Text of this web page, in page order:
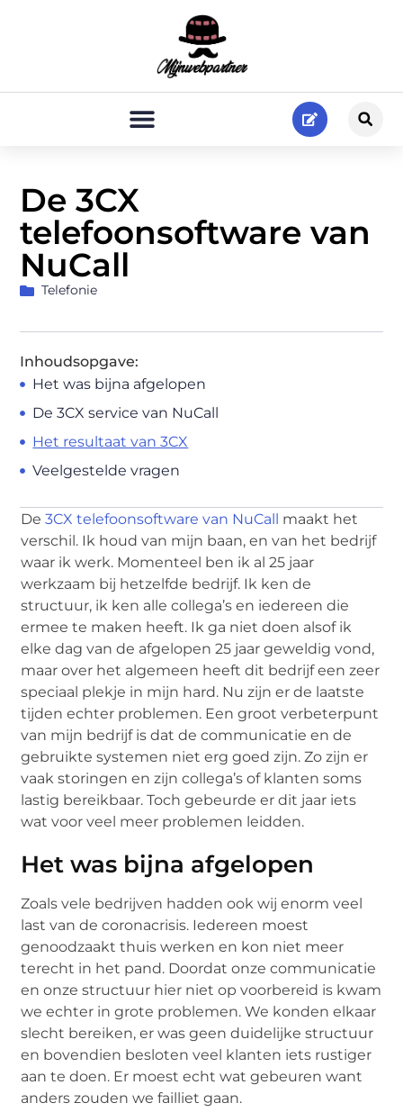
De 3CX
telefoonsoftware van
NuCall
Telefonie
Inhoudsopgave:
Het was bijna afgelopen
De 3CX service van NuCall
Het resultaat van 3CX
Veelgestelde vragen
De3CX telefoonsoftware van NuCall maakt het
verschil. Ik houd van mijn baan, en van het bedrijf
waar ik werk. Momenteel ben ik al 25 jaar
werkzaam bij hetzelfde bedrijf. Ik ken de
structuur, ik ken alle collega’s en iedereen die
ermee te maken heeft. Ik ga niet doen alsof ik
elke dag van de afgelopen 25 jaar geweldig vond,
maar over het algemeen heeft dit bedrijf een zeer
speciaal plekje in mijn hard. Nu zijn er de laatste
tijden echter problemen. Een groot verbeterpunt
van mijn bedrijf is dat de communicatie en de
gebruikte systemen niet erg goed zijn. Zo zijn er
vaak storingen en zijn collega’s of klanten soms
lastig bereikbaar. Toch gebeurde er dit jaar iets
wat voor veel meer problemen leidden.
Het was bijna afgelopen
Zoals vele bedrijven hadden ook wij enorm veel
last van de coronacrisis. Iedereen moest
genoodzaakt thuis werken en kon niet meer
terecht in het pand. Doordat onze communicatie
en onze structuur hier niet op voorbereid is kwam
we echter in grote problemen. We konden elkaar
slecht bereiken, er was geen duidelijke structuur
en bovendien besloten veel klanten iets rustiger
aan te doen. Er moest echt wat gebeuren want
anders zouden we failliet gaan.